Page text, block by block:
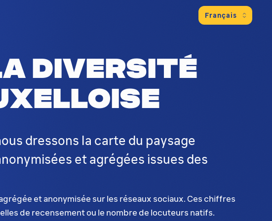
diversité
dressons la carte du paysage
et agrégées issues des
et anonymisée sur les réseaux sociaux. Ces chiffres
de recensement ou le nombre de locuteurs natifs.